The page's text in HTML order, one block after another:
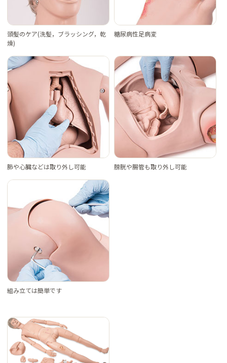
頭髪のケア(洗髪，ブラッシング，乾
燥)
糖尿病性足病変
肺や心臓などは取り外し可能 膀胱や腸管も取り外し可能
組み立ては簡単です